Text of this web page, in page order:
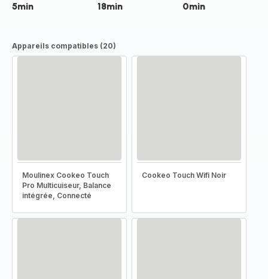
5min 18min 0min
Appareils compatibles (20)
Moulinex Cookeo Touch
Pro Multicuiseur, Balance
intégrée, Connecté
Cookeo Touch Wifi Noir